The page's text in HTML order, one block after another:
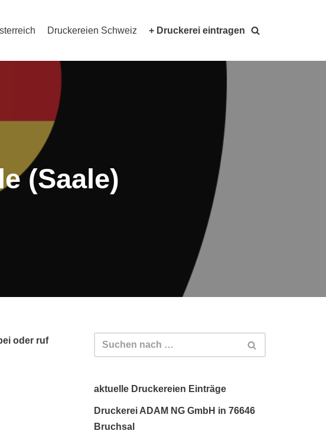
Druckereien Schweiz + Druckerei eintragen
(Saale)
oder ruf
aktuelle Druckereien Einträge
Druckerei ADAM NG GmbH in 76646
Bruchsal